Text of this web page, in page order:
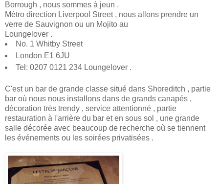
Borrough , nous sommes à jeun .
Métro direction Liverpool Street , nous allons prendre un
verre de Sauvignon ou un Mojito au
Loungelover .
No. 1 Whitby Street
London E1 6JU
Tel: 0207 0121 234 Loungelover .
C'est un bar de grande classe situé dans Shoreditch , partie
bar où nous nous installons dans de grands canapés ,
décoration très trendy , service attentionné , partie
restauration à l'arrière du bar et en sous sol , une grande
salle décorée avec beaucoup de recherche où se tiennent
les événements ou les soirées privatisées .